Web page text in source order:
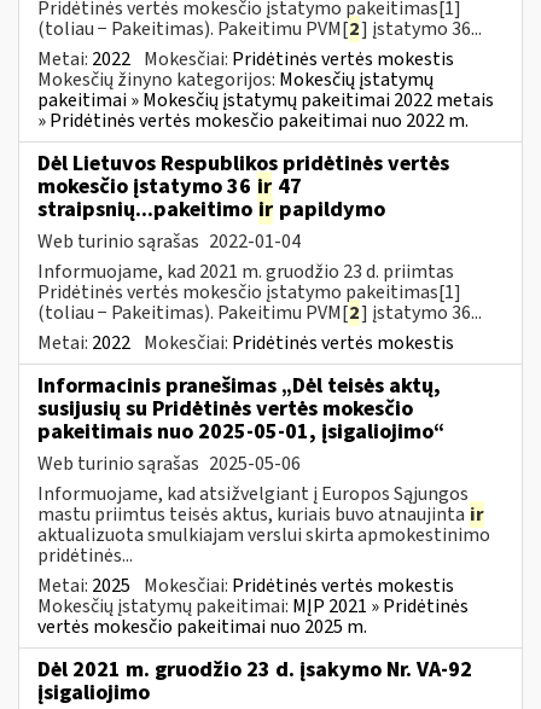
Pridėtinės vertės mokesčio įstatymo pakeitimas[1]
(toliau − Pakeitimas). Pakeitimu PVM[2] įstatymo 36...
Metai: 2022 Mokesčiai: Pridėtinės vertės mokestis
Mokesčių žinyno kategorijos: Mokesčių įstatymų
pakeitimai » Mokesčių įstatymų pakeitimai 2022 metais
» Pridėtinės vertės mokesčio pakeitimai nuo 2022 m.
Dėl Lietuvos Respublikos pridėtinės vertės
mokesčio įstatymo 36 ir 47
straipsnių...pakeitimo ir papildymo
Web turinio sąrašas 2022-01-04
Informuojame, kad 2021 m. gruodžio 23 d. priimtas
Pridėtinės vertės mokesčio įstatymo pakeitimas[1]
(toliau − Pakeitimas). Pakeitimu PVM[2] įstatymo 36...
Metai: 2022 Mokesčiai: Pridėtinės vertės mokestis
Informacinis pranešimas „Dėl teisės aktų,
susijusių su Pridėtinės vertės mokesčio
pakeitimais nuo 2025-05-01, įsigaliojimo“
Web turinio sąrašas 2025-05-06
Informuojame, kad atsižvelgiant į Europos Sąjungos
mastu priimtus teisės aktus, kuriais buvo atnaujinta ir
aktualizuota smulkiajam verslui skirta apmokestinimo
pridėtinės...
Metai: 2025 Mokesčiai: Pridėtinės vertės mokestis
Mokesčių įstatymų pakeitimai: MĮP 2021 » Pridėtinės
vertės mokesčio pakeitimai nuo 2025 m.
Dėl 2021 m. gruodžio 23 d. įsakymo Nr. VA-92
įsigaliojimo